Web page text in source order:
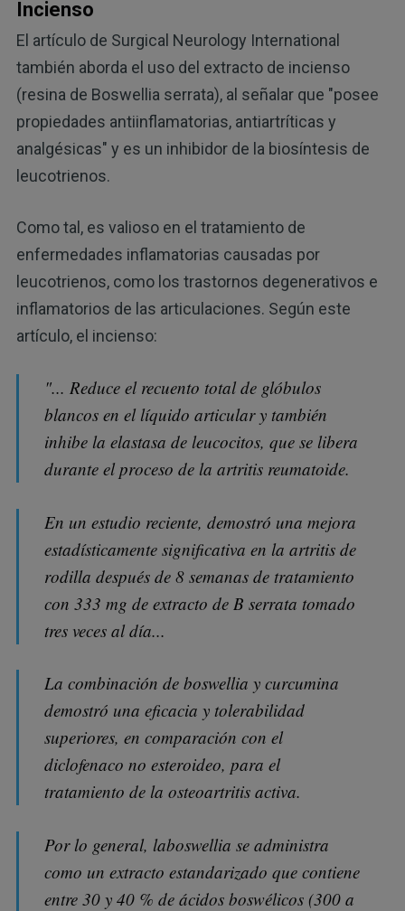
Incienso
El artículo de Surgical Neurology International
también aborda el uso del extracto de incienso
(resina de Boswellia serrata), al señalar que "posee
propiedades antiinflamatorias, antiartríticas y
analgésicas" y es un inhibidor de la biosíntesis de
leucotrienos.
Como tal, es valioso en el tratamiento de
enfermedades inflamatorias causadas por
leucotrienos, como los trastornos degenerativos e
inflamatorios de las articulaciones. Según este
artículo, el incienso:
"... Reduce el recuento total de glóbulos
blancos en el líquido articular y también
inhibe la elastasa de leucocitos, que se libera
durante el proceso de la artritis reumatoide.
En un estudio reciente, demostró una mejora
estadísticamente significativa en la artritis de
rodilla después de 8 semanas de tratamiento
con 333 mg de extracto de B serrata tomado
tres veces al día...
La combinación de boswellia y curcumina
demostró una eficacia y tolerabilidad
superiores, en comparación con el
diclofenaco no esteroideo, para el
tratamiento de la osteoartritis activa.
Por lo general, laboswellia se administra
como un extracto estandarizado que contiene
entre 30 y 40 % de ácidos boswélicos (300 a